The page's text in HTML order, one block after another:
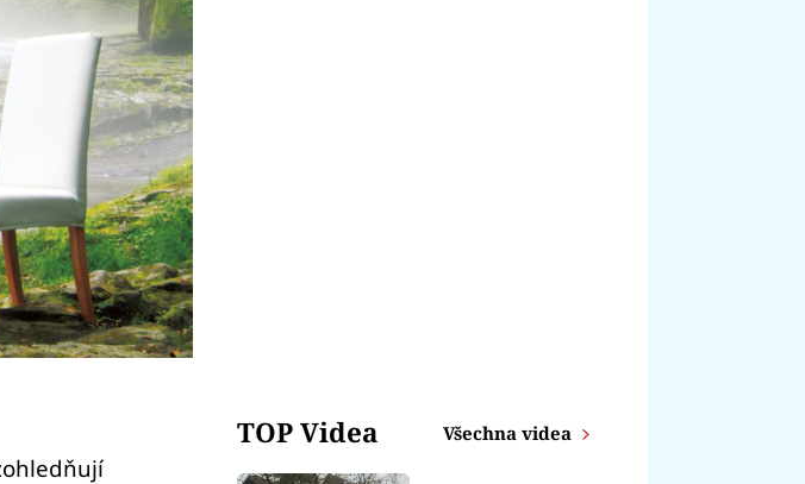
TOP Videa Všechna videa